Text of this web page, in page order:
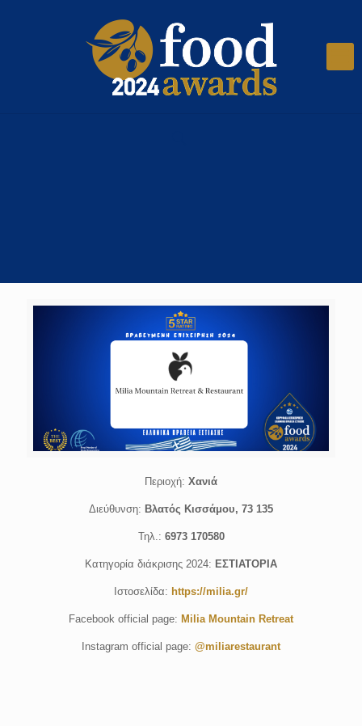
Περιοχή: Χανιά
Διεύθυνση: Βλατός Κισσάμου, 73 135
Τηλ.: 6973 170580
Κατηγορία διάκρισης 2024: ΕΣΤΙΑΤΟΡΙΑ
Ιστοσελίδα: https://milia.gr/
Facebook official page: Milia Mountain Retreat
Instagram official page: @miliarestaurant